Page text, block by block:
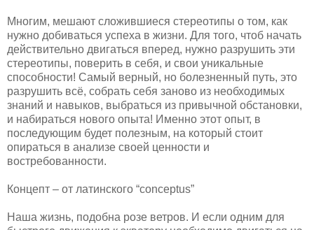
Многим, мешают сложившиеся стереотипы о том, как
нужно добиваться успеха в жизни. Для того, чтоб начать
действительно двигаться вперед, нужно разрушить эти
стереотипы, поверить в себя, и свои уникальные
способности! Самый верный, но болезненный путь, это
разрушить всё, собрать себя заново из необходимых
знаний и навыков, выбраться из привычной обстановки,
и набираться нового опыта! Именно этот опыт, в
последующим будет полезным, на который стоит
опираться в анализе своей ценности и
востребованности.
Концепт – от латинского “conceptus”
Наша жизнь, подобна розе ветров. И если одним для